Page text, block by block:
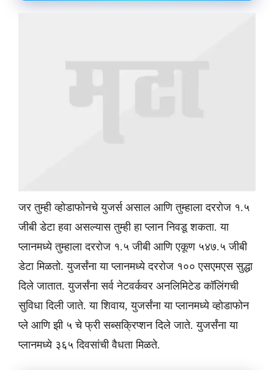
जर तुम्ही व्होडाफोनचे युजर्स असाल आणि तुम्हाला दररोज १.५
जीबी डेटा हवा असल्यास तुम्ही हा प्लान निवडू शकता. या
प्लानमध्ये तुम्हाला दररोज १.५ जीबी आणि एकूण ५४७.५ जीबी
डेटा मिळतो. युजर्संना या प्लानमध्ये दररोज १०० एसएमएस सुद्धा
दिले जातात. युजर्संना सर्व नेटवर्कवर अनलिमिटेड कॉलिंगची
सुविधा दिली जाते. या शिवाय, युजर्संना या प्लानमध्ये व्होडाफोन
प्ले आणि झी ५ चे फ्री सब्सक्रिप्शन दिले जाते. युजर्संना या
प्लानमध्ये ३६५ दिवसांची वैधता मिळते.